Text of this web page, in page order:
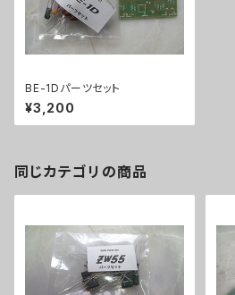
BE-1Dパーツセット
¥3,200
同じカテゴリの商品